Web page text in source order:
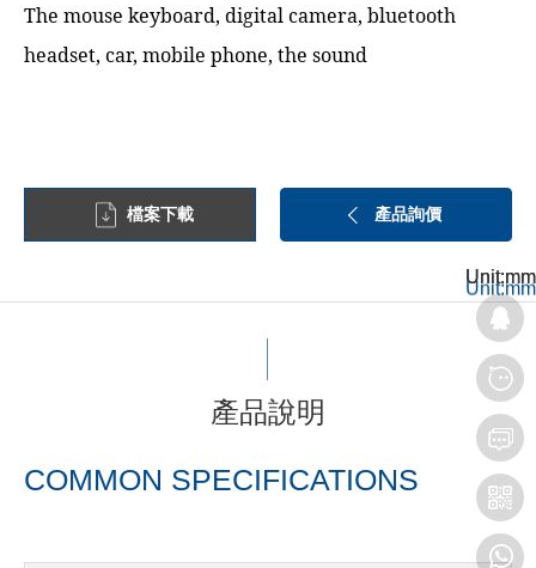
The mouse keyboard, digital camera, bluetooth
檔案下載 產品詢價
產品說明
COMMON SPECIFICATIONS
Unit:mm
Unit:mm
Unit:mm